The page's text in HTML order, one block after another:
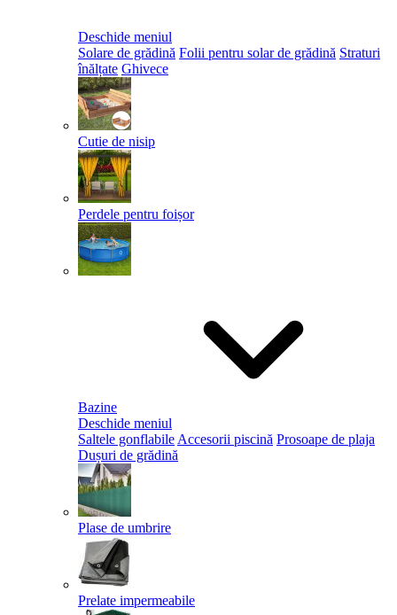
Deschide meniul
Solare de grădină Folii pentru solar de grădină Straturi
înălțate Ghivece
Cutie de nisip
Perdele pentru foișor
Bazine
Deschide meniul
Saltele gonflabile Accesorii piscină Prosoape de plaja
Dușuri de grădină
Plase de umbrire
Prelate impermeabile